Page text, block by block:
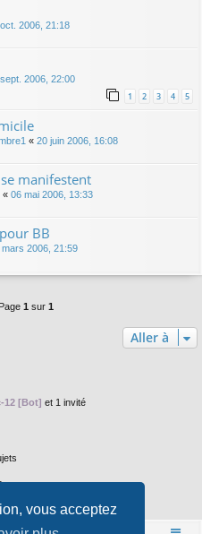
vous acceptez
2006, 21:18
2006, 22:00
1 2 3 4 5
« 20 juin 2006, 16:08
manifestent
« 06 mai 2006, 13:33
BB
mars 2006, 21:59
1 sur 1
Aller à
12 [Bot] et 1 invité